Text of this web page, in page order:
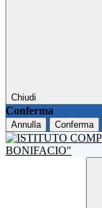
Chiudi
Conferma
Annulla Conferma